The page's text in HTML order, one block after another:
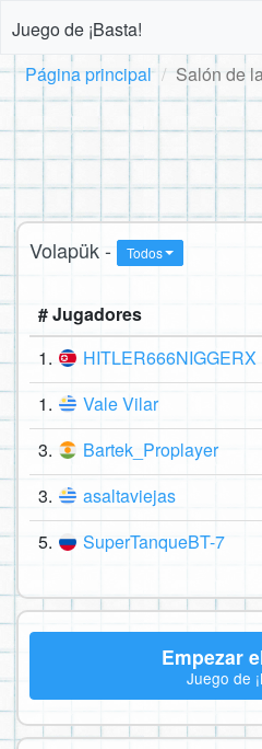
Juego de ¡Basta!
Página principal Salón de
Volapük - Todos
# Jugadores
1.
HITLER666NIGGERX
1. Vale Vilar
3. Bartek_Proplayer
3. asaltaviejas
5. SuperTanqueBT-7
Empezar
Juego de